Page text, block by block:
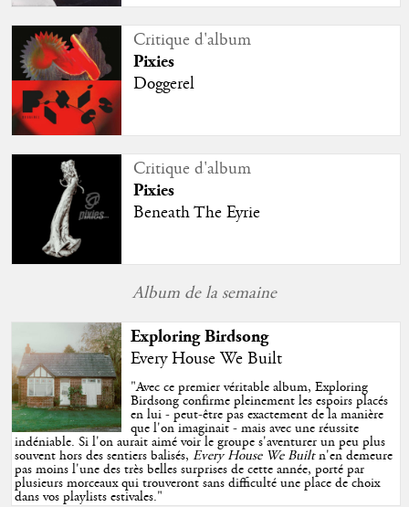
Critique d'album
Pixies
Doggerel
Critique d'album
Pixies
Beneath The Eyrie
Album de la semaine
Exploring Birdsong
Every House We Built
"Avec ce premier véritable album, Exploring
Birdsong confirme pleinement les espoirs placés
en lui - peut-être pas exactement de la manière
que l'on imaginait - mais avec une réussite
indéniable. Si l'on aurait aimé voir le groupe s'aventurer un peu plus
souvent hors des sentiers balisés,Every House We Builtn'en demeure
pas moins l'une des très belles surprises de cette année, porté par
plusieurs morceaux qui trouveront sans difficulté une place de choix
dans vos playlists estivales."